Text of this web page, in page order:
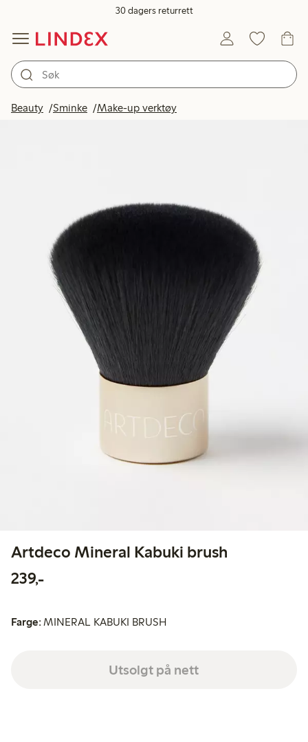
30 dagers returrett
Beauty Sminke Make-up verktøy
Artdeco Mineral Kabuki brush
239,-239,00 kr
Farge:MINERAL KABUKI BRUSH
Utsolgt på nett